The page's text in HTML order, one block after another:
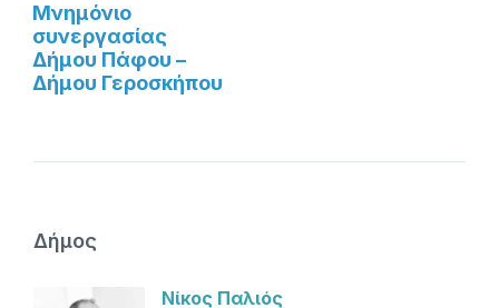
Mνημόνιο
συνεργασίας
Δήμου Πάφου –
Δήμου Γεροσκήπου
Δήμος
Νίκος Παλιός